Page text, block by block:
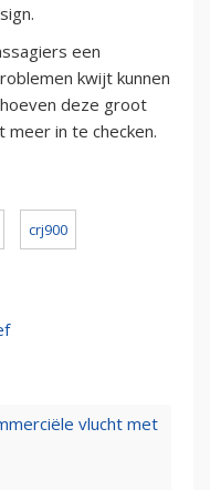
een
kwijt kunnen
deze groot
in te checken.
crj900
vlucht met